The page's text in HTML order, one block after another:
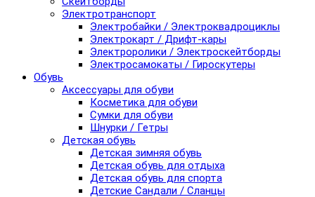
Электротранспорт
Электробайки / Электроквадроциклы
Электрокарт / Дрифт-кары
Электроролики / Электроскейтборды
Электросамокаты / Гироскутеры
Обувь
Аксессуары для обуви
Косметика для обуви
Сумки для обуви
Шнурки / Гетры
Детская обувь
Детская зимняя обувь
Детская обувь для отдыха
Детская обувь для спорта
Детские Сандали / Сланцы